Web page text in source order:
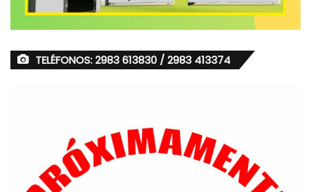
TELÉFONOS: 2983 613830 / 2983 413374